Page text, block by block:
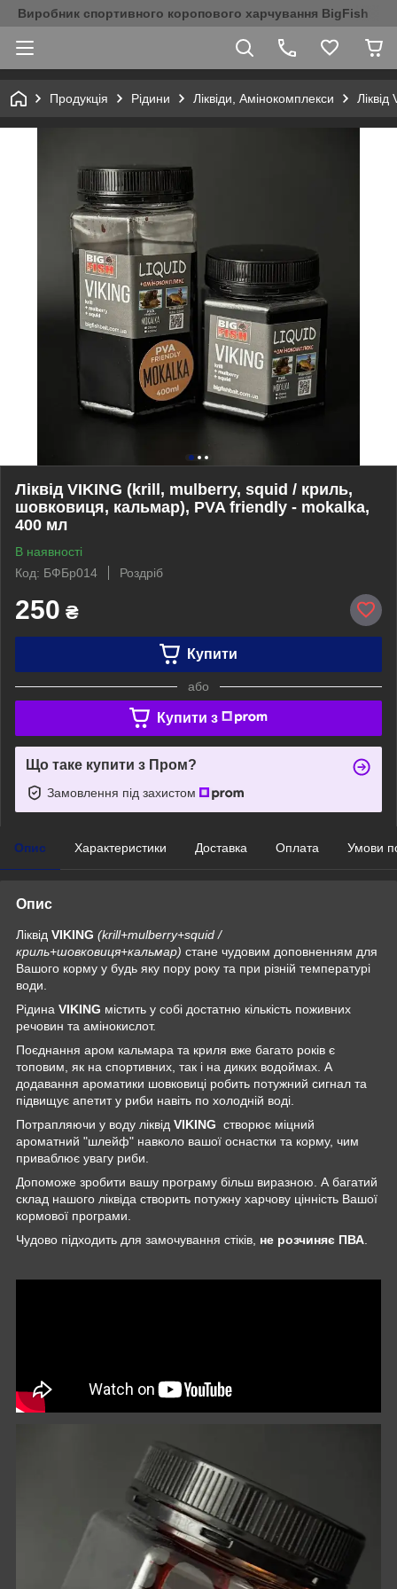
Виробник спортивного коропового харчування BigFish
Продукція Рідини Ліквіди, Амінокомплекси
Ліквід VIKING (krill, mulberry, squid / криль,
шовковиця, кальмар), PVA friendly - mokalka,
400 мл
В наявності
Код: БФБр014
Роздріб
250 ₴
Купити
або
Купити з
Що таке купити з Пром?
Замовлення під захистом
Опис Характеристики Доставка Оплата Умови
Опис
Ліквід VIKING (krill+mulberry+squid /
криль+шовковиця+кальмар) стане чудовим доповненням для
Вашого корму у будь яку пору року та при різній температурі
води.
Рідина VIKING містить у собі достатню кількість поживних
речовин та амінокислот.
Поєднання аром кальмара та криля вже багато років є
топовим, як на спортивних, так і на диких водоймах. А
додавання ароматики шовковиці робить потужний сигнал та
підвищує апетит у риби навіть по холодній воді.
Потрапляючи у воду ліквід VIKING створює міцний
ароматний "шлейф" навколо вашої оснастки та корму, чим
приваблює увагу риби.
Допоможе зробити вашу програму більш виразною. А багатий
склад нашого ліквіда створить потужну харчову цінність Вашої
кормової програми.
Чудово підходить для замочування стіків, не розчиняє ПВА